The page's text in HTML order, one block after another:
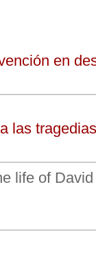
en
las
life of